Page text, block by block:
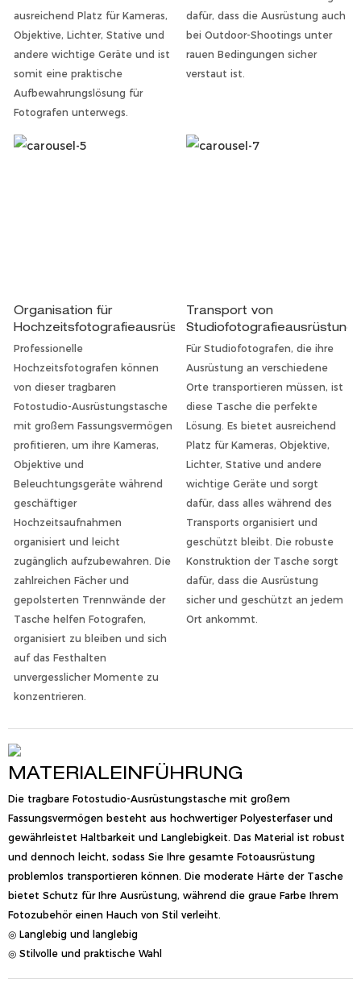
ausreichend Platz für Kameras,
Objektive, Lichter, Stative und
andere wichtige Geräte und ist
somit eine praktische
Aufbewahrungslösung für
Fotografen unterwegs.
dafür, dass die Ausrüstung auch
bei Outdoor-Shootings unter
rauen Bedingungen sicher
verstaut ist.
Organisation für
Hochzeitsfotografieausrüstung
Professionelle
Hochzeitsfotografen können
von dieser tragbaren
Fotostudio-Ausrüstungstasche
mit großem Fassungsvermögen
profitieren, um ihre Kameras,
Objektive und
Beleuchtungsgeräte während
geschäftiger
Hochzeitsaufnahmen
organisiert und leicht
zugänglich aufzubewahren. Die
zahlreichen Fächer und
gepolsterten Trennwände der
Tasche helfen Fotografen,
organisiert zu bleiben und sich
auf das Festhalten
unvergesslicher Momente zu
konzentrieren.
Transport von
Studiofotografieausrüstung
Für Studiofotografen, die ihre
Ausrüstung an verschiedene
Orte transportieren müssen, ist
diese Tasche die perfekte
Lösung. Es bietet ausreichend
Platz für Kameras, Objektive,
Lichter, Stative und andere
wichtige Geräte und sorgt
dafür, dass alles während des
Transports organisiert und
geschützt bleibt. Die robuste
Konstruktion der Tasche sorgt
dafür, dass die Ausrüstung
sicher und geschützt an jedem
Ort ankommt.
MATERIALEINFÜHRUNG
Die tragbare Fotostudio-Ausrüstungstasche mit großem
Fassungsvermögen besteht aus hochwertiger Polyesterfaser und
gewährleistet Haltbarkeit und Langlebigkeit. Das Material ist robust
und dennoch leicht, sodass Sie Ihre gesamte Fotoausrüstung
problemlos transportieren können. Die moderate Härte der Tasche
bietet Schutz für Ihre Ausrüstung, während die graue Farbe Ihrem
Fotozubehör einen Hauch von Stil verleiht.
◎ Langlebig und langlebig
◎ Stilvolle und praktische Wahl